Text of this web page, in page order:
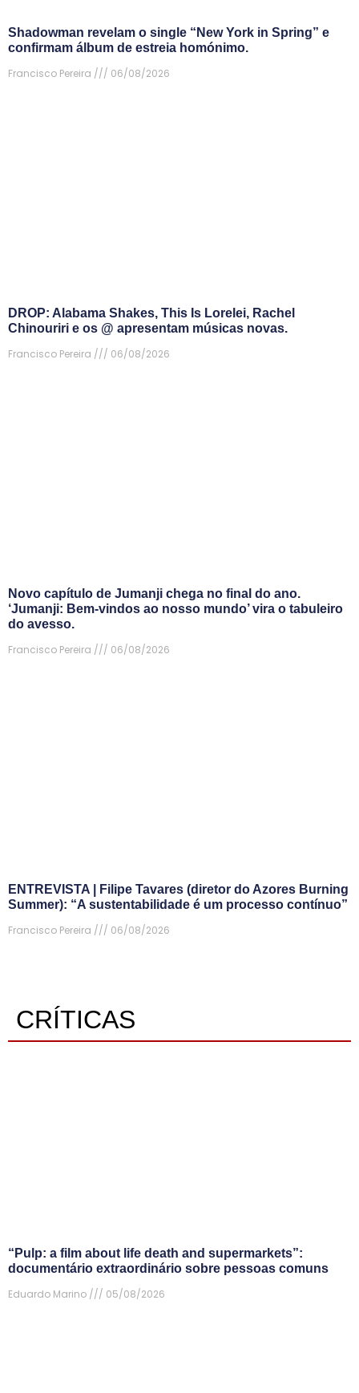
Shadowman revelam o single “New York in Spring” e
confirmam álbum de estreia homónimo.
Francisco Pereira
06/08/2026
DROP: Alabama Shakes, This Is Lorelei, Rachel
Chinouriri e os @ apresentam músicas novas.
Francisco Pereira
06/08/2026
Novo capítulo de Jumanji chega no final do ano.
‘Jumanji: Bem-vindos ao nosso mundo’ vira o tabuleiro
do avesso.
Francisco Pereira
06/08/2026
ENTREVISTA | Filipe Tavares (diretor do Azores Burning
Summer): “A sustentabilidade é um processo contínuo”
Francisco Pereira
06/08/2026
CRÍTICAS
“Pulp: a film about life death and supermarkets”:
documentário extraordinário sobre pessoas comuns
Eduardo Marino
05/08/2026